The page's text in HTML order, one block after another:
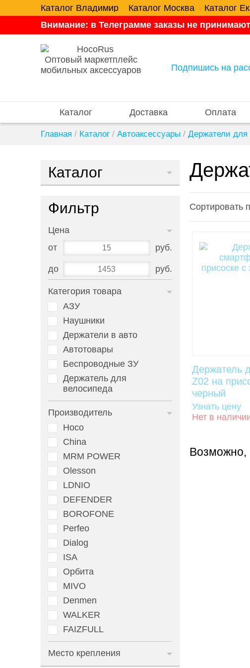
Каталог Владимир Каталог Москва Каталог
Внимание: в Телеграмме заказы не
Оптовый маркетплейс
мобильных аксессуаров
Подпишись на
Каталог Доставка Оплата
Главная / Каталог / Автоаксессуары / Держатели для
Сортировать
Держатель
Z02 на
черный
Узнать цену
Нет в
Возможно,
Каталог
Фильтр
Цена
от
руб.
до руб.
Категория товара
АЗУ
Наушники
Держатели в авто
Автотовары
Беспроводные ЗУ
Держатель для
велосипеда
Производитель
Hoco
China
MRM POWER
Olesson
LDNIO
DEFENDER
BOROFONE
Perfeo
Dialog
ISA
Орбита
MIVO
Denmen
WALKER
FAIZFULL
Место крепления